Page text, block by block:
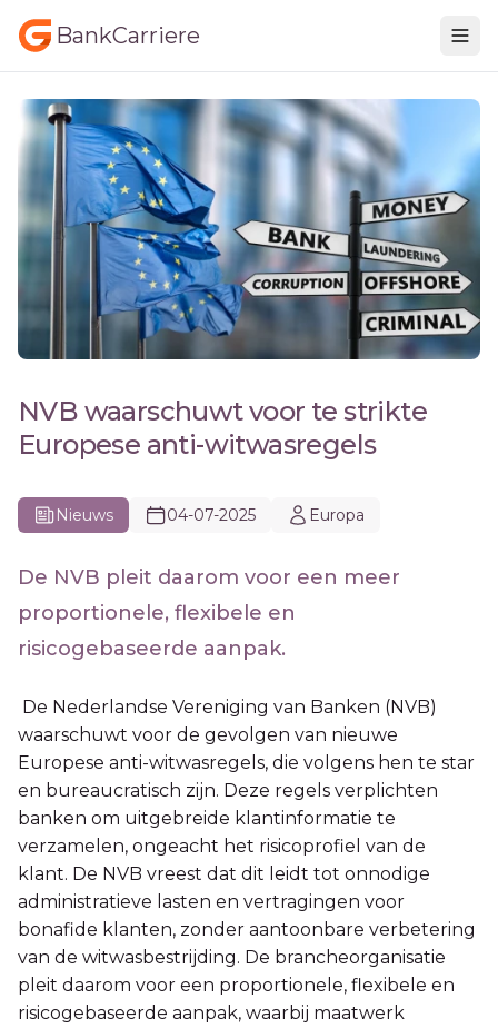
BankCarriere
NVB waarschuwt voor te strikte
Europese anti-witwasregels
Nieuws 04-07-2025 Europa
De NVB pleit daarom voor een meer
proportionele, flexibele en
risicogebaseerde aanpak.
De Nederlandse Vereniging van Banken (NVB)
waarschuwt voor de gevolgen van nieuwe
Europese anti-witwasregels, die volgens hen te star
en bureaucratisch zijn. Deze regels verplichten
banken om uitgebreide klantinformatie te
verzamelen, ongeacht het risicoprofiel van de
klant. De NVB vreest dat dit leidt tot onnodige
administratieve lasten en vertragingen voor
bonafide klanten, zonder aantoonbare verbetering
van de witwasbestrijding. De brancheorganisatie
pleit daarom voor een proportionele, flexibele en
risicogebaseerde aanpak, waarbij maatwerk